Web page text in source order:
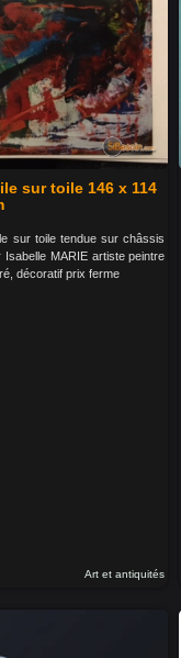
sur toile 146 x 114
sur toile tendue sur châssis
MARIE artiste peintre
décoratif prix ferme
Art et antiquités